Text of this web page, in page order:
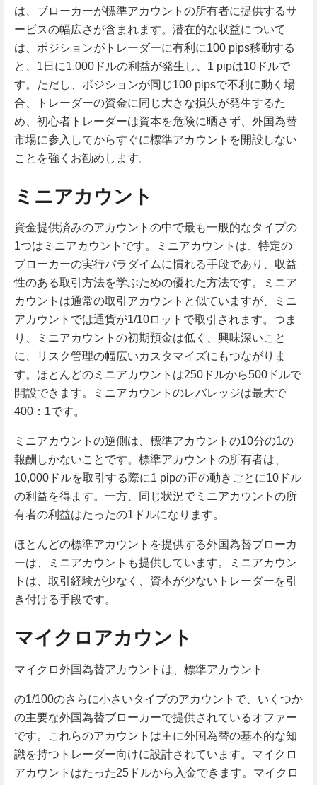
は、ブローカーが標準アカウントの所有者に提供するサ
ービスの幅広さが含まれます。潜在的な収益について
は、ポジションがトレーダーに有利に100 pips移動する
と、1日に1,000ドルの利益が発生し、1 pipは10ドルで
す。ただし、ポジションが同じ100 pipsで不利に動く場
合、トレーダーの資金に同じ大きな損失が発生するた
め、初心者トレーダーは資本を危険に晒さず、外国為替
市場に参入してからすぐに標準アカウントを開設しない
ことを強くお勧めします。
ミニアカウント
資金提供済みのアカウントの中で最も一般的なタイプの
1つはミニアカウントです。ミニアカウントは、特定の
ブローカーの実行パラダイムに慣れる手段であり、収益
性のある取引方法を学ぶための優れた方法です。ミニア
カウントは通常の取引アカウントと似ていますが、ミニ
アカウントでは通貨が1/10ロットで取引されます。つま
り、ミニアカウントの初期預金は低く、興味深いこと
に、リスク管理の幅広いカスタマイズにもつながりま
す。ほとんどのミニアカウントは250ドルから500ドルで
開設できます。ミニアカウントのレバレッジは最大で
400：1です。
ミニアカウントの逆側は、標準アカウントの10分の1の
報酬しかないことです。標準アカウントの所有者は、
10,000ドルを取引する際に1 pipの正の動きごとに10ドル
の利益を得ます。一方、同じ状況でミニアカウントの所
有者の利益はたったの1ドルになります。
ほとんどの標準アカウントを提供する外国為替ブローカ
ーは、ミニアカウントも提供しています。ミニアカウン
トは、取引経験が少なく、資本が少ないトレーダーを引
き付ける手段です。
マイクロアカウント
マイクロ外国為替アカウントは、標準アカウント
の1/100のさらに小さいタイプのアカウントで、いくつか
の主要な外国為替ブローカーで提供されているオファー
です。これらのアカウントは主に外国為替の基本的な知
識を持つトレーダー向けに設計されています。マイクロ
アカウントはたった25ドルから入金できます。マイクロ